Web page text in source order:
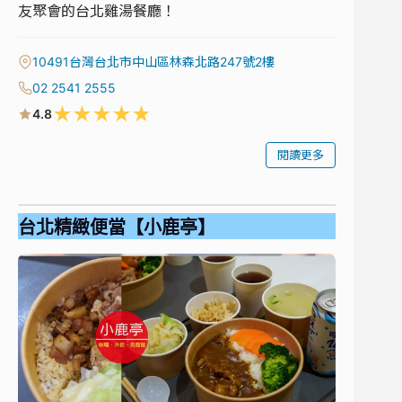
友聚會的台北雞湯餐廳！
10491台灣台北市中山區林森北路247號2樓
02 2541 2555
4.8★★★★★
閱讀更多
台北精緻便當【小鹿亭】